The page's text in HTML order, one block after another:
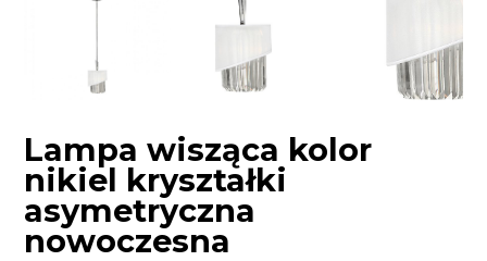
Lampa wisząca kolor
nikiel kryształki
asymetryczna
nowoczesna